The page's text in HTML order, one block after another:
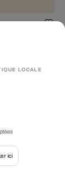
LOCALE
ici